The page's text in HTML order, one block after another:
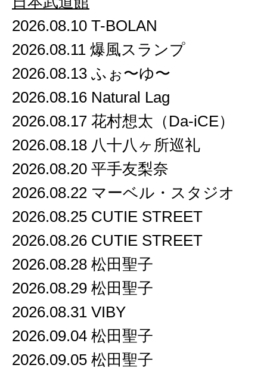
2026.08.10 T-BOLAN
2026.08.11 爆風スランプ
2026.08.13 ふぉ〜ゆ〜
2026.08.16 Natural Lag
2026.08.17 花村想太（Da-iCE）
2026.08.18 八十八ヶ所巡礼
2026.08.20 平手友梨奈
2026.08.22 マーベル・スタジオ
2026.08.25 CUTIE STREET
2026.08.26 CUTIE STREET
2026.08.28 松田聖子
2026.08.29 松田聖子
2026.08.31 VIBY
2026.09.04 松田聖子
2026.09.05 松田聖子